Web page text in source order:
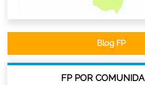
Blog FP
FP POR